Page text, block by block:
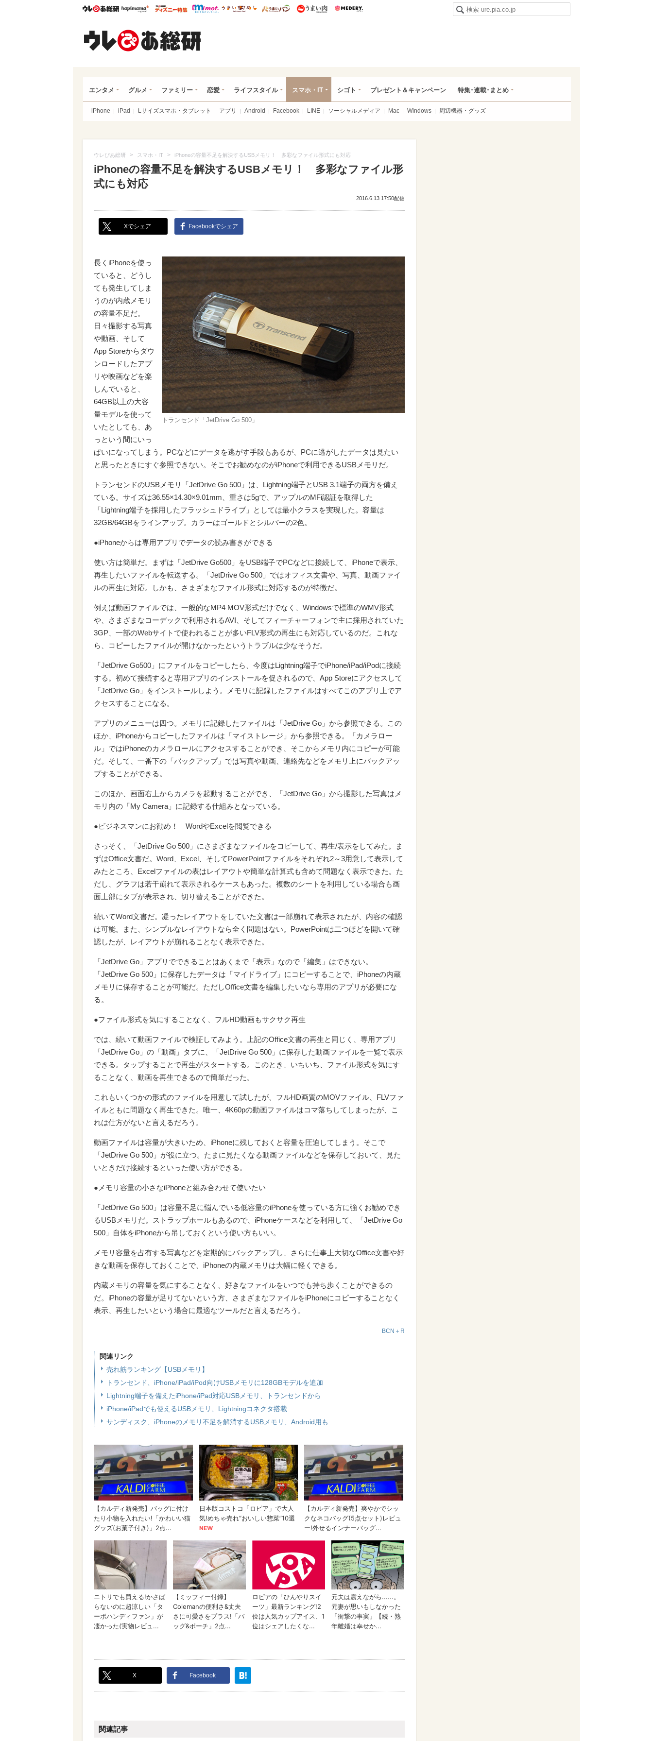
ウレぴあ総研ハピママ* ウレぴあ総研 ディズニー特集
mimot. うまいめし うまいパン うまい肉
エンタメ グルメ ファミリー 恋愛 ライフスタイル スマホ・IT シゴト プレゼント＆キャンペーン 特集･連載･まとめ
iPhone iPad Lサイズスマホ・タブレット アプリ Android Facebook LINE ソーシャルメディア Mac Windows 周辺機器・グッズ
ウレぴあ総研 > スマホ・IT > iPhoneの容量不足を解決するUSBメモリ！ 多彩なファイル形式にも対応
iPhoneの容量不足を解決するUSBメモリ！ 多彩なファイル形
式にも対応
2016.6.13 17:50配信
Xでシェア Facebookでシェア
トランセンド「JetDrive Go 500」
長くiPhoneを使っ
ていると、どうし
ても発生してしま
うのが内蔵メモリ
の容量不足だ。
日々撮影する写真
や動画、そして
App Storeからダウ
ンロードしたアプ
リや映画などを楽
しんでいると、
64GB以上の大容
量モデルを使って
いたとしても、あ
っという間にいっ
ぱいになってしまう。PCなどにデータを逃がす手段もあるが、PCに逃がしたデータは見たい
と思ったときにすぐ参照できない。そこでお勧めなのがiPhoneで利用できるUSBメモリだ。
トランセンドのUSBメモリ「JetDrive Go 500」は、Lightning端子とUSB 3.1端子の両方を備え
ている。サイズは36.55×14.30×9.01mm、重さは5gで、アップルのMFi認証を取得した
「Lightning端子を採用したフラッシュドライブ」としては最小クラスを実現した。容量は
32GB/64GBをラインアップ。カラーはゴールドとシルバーの2色。
●iPhoneからは専用アプリでデータの読み書きができる
使い方は簡単だ。まずは「JetDrive Go500」をUSB端子でPCなどに接続して、iPhoneで表示、
再生したいファイルを転送する。「JetDrive Go 500」ではオフィス文書や、写真、動画ファイ
ルの再生に対応。しかも、さまざまなファイル形式に対応するのが特徴だ。
例えば動画ファイルでは、一般的なMP4 MOV形式だけでなく、Windowsで標準のWMV形式
や、さまざまなコーデックで利用されるAVI、そしてフィーチャーフォンで主に採用されていた
3GP、一部のWebサイトで使われることが多いFLV形式の再生にも対応しているのだ。これな
ら、コピーしたファイルが開けなかったというトラブルは少なそうだ。
「JetDrive Go500」にファイルをコピーしたら、今度はLightning端子でiPhone/iPad/iPodに接続
する。初めて接続すると専用アプリのインストールを促されるので、App Storeにアクセスして
「JetDrive Go」をインストールしよう。メモリに記録したファイルはすべてこのアプリ上でア
クセスすることになる。
アプリのメニューは四つ。メモリに記録したファイルは「JetDrive Go」から参照できる。この
ほか、iPhoneからコピーしたファイルは「マイストレージ」から参照できる。「カメラロー
ル」ではiPhoneのカメラロールにアクセスすることができ、そこからメモリ内にコピーが可能
だ。そして、一番下の「バックアップ」では写真や動画、連絡先などをメモリ上にバックアッ
プすることができる。
このほか、画面右上からカメラを起動することができ、「JetDrive Go」から撮影した写真はメ
モリ内の「My Camera」に記録する仕組みとなっている。
●ビジネスマンにお勧め！ WordやExcelを閲覧できる
さっそく、「JetDrive Go 500」にさまざまなファイルをコピーして、再生/表示をしてみた。ま
ずはOffice文書だ。Word、Excel、そしてPowerPointファイルをそれぞれ2～3用意して表示して
みたところ、Excelファイルの表はレイアウトや簡単な計算式も含めて問題なく表示できた。た
だし、グラフは若干崩れて表示されるケースもあった。複数のシートを利用している場合も画
面上部にタブが表示され、切り替えることができた。
続いてWord文書だ。凝ったレイアウトをしていた文書は一部崩れて表示されたが、内容の確認
は可能。また、シンプルなレイアウトなら全く問題はない。PowerPointは二つほどを開いて確
認したが、レイアウトが崩れることなく表示できた。
「JetDrive Go」アプリでできることはあくまで「表示」なので「編集」はできない。
「JetDrive Go 500」に保存したデータは「マイドライブ」にコピーすることで、iPhoneの内蔵
メモリに保存することが可能だ。ただしOffice文書を編集したいなら専用のアプリが必要にな
る。
●ファイル形式を気にすることなく、フルHD動画もサクサク再生
では、続いて動画ファイルで検証してみよう。上記のOffice文書の再生と同じく、専用アプリ
「JetDrive Go」の「動画」タブに、「JetDrive Go 500」に保存した動画ファイルを一覧で表示
できる。タップすることで再生がスタートする。このとき、いちいち、ファイル形式を気にす
ることなく、動画を再生できるので簡単だった。
これもいくつかの形式のファイルを用意して試したが、フルHD画質のMOVファイル、FLVファ
イルともに問題なく再生できた。唯一、4K60pの動画ファイルはコマ落ちしてしまったが、こ
れは仕方がないと言えるだろう。
動画ファイルは容量が大きいため、iPhoneに残しておくと容量を圧迫してしまう。そこで
「JetDrive Go 500」が役に立つ。たまに見たくなる動画ファイルなどを保存しておいて、見た
いときだけ接続するといった使い方ができる。
●メモリ容量の小さなiPhoneと組み合わせて使いたい
「JetDrive Go 500」は容量不足に悩んでいる低容量のiPhoneを使っている方に強くお勧めでき
るUSBメモリだ。ストラップホールもあるので、iPhoneケースなどを利用して、「JetDrive Go
500」自体をiPhoneから吊しておくという使い方もいい。
メモリ容量を占有する写真などを定期的にバックアップし、さらに仕事上大切なOffice文書や好
きな動画を保存しておくことで、iPhoneの内蔵メモリは大幅に軽くできる。
内蔵メモリの容量を気にすることなく、好きなファイルをいつでも持ち歩くことができるの
だ。iPhoneの容量が足りてないという方、さまざまなファイルをiPhoneにコピーすることなく
表示、再生したいという場合に最適なツールだと言えるだろう。
BCN＋R
関連リンク
売れ筋ランキング【USBメモリ】
トランセンド、iPhone/iPad/iPod向けUSBメモリに128GBモデルを追加
Lightning端子を備えたiPhone/iPad対応USBメモリ、トランセンドから
iPhone/iPadでも使えるUSBメモリ、Lightningコネクタ搭載
サンディスク、iPhoneのメモリ不足を解消するUSBメモリ、Android用も
X Facebook
関連記事